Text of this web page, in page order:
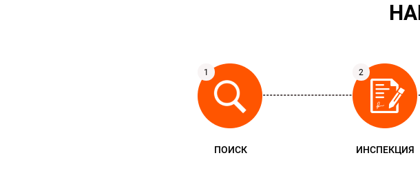
ПОИСК ИНСПЕКЦИЯ